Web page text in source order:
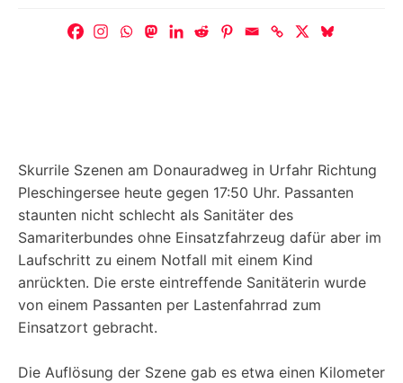
Skurrile Szenen am Donauradweg in Urfahr Richtung
Pleschingersee heute gegen 17:50 Uhr. Passanten
staunten nicht schlecht als Sanitäter des
Samariterbundes ohne Einsatzfahrzeug dafür aber im
Laufschritt zu einem Notfall mit einem Kind
anrückten. Die erste eintreffende Sanitäterin wurde
von einem Passanten per Lastenfahrrad zum
Einsatzort gebracht.
Die Auflösung der Szene gab es etwa einen Kilometer